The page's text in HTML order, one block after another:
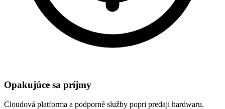
Opakujúce sa príjmy
Cloudová platforma a podporné služby popri predaji hardwaru.